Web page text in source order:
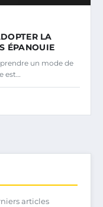
LA
ÉPANOUIE
un mode de
est…
articles